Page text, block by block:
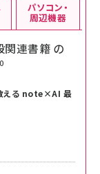
関連書籍 の
える note×AI 最
パソコン・
周辺機器